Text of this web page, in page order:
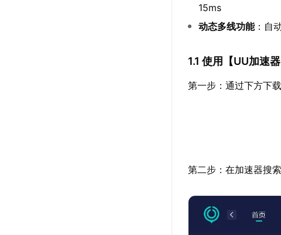
15ms
动态多线功能：自
1.1 使用【UU加速器
第一步：通过下方下
第二步：在加速器搜